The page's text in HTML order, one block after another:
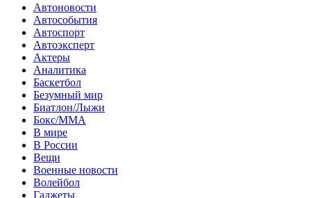
Автоновости
Автособытия
Автоспорт
Автоэксперт
Актеры
Аналитика
Баскетбол
Безумный мир
Биатлон/Лыжи
Бокс/MMA
В мире
В России
Вещи
Военные новости
Волейбол
Гаджеты